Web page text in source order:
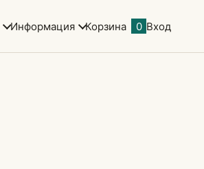
Информация Корзина 0 Вход